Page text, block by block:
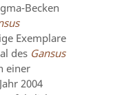
Becken
Exemplare
des Gansus
einer
2004